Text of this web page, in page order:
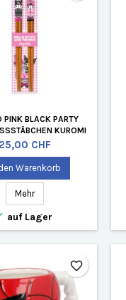
PINK BLACK PARTY
KUROMI
MY MELODY
Preis
25,00 CHF
Warenkorb
Mehr
auf Lager
favorite_border